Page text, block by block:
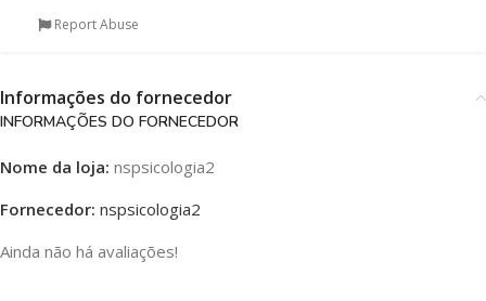
Report Abuse
Informações do fornecedor
INFORMAÇÕES DO FORNECEDOR
Nome da loja: nspsicologia2
Fornecedor: nspsicologia2
Ainda não há avaliações!